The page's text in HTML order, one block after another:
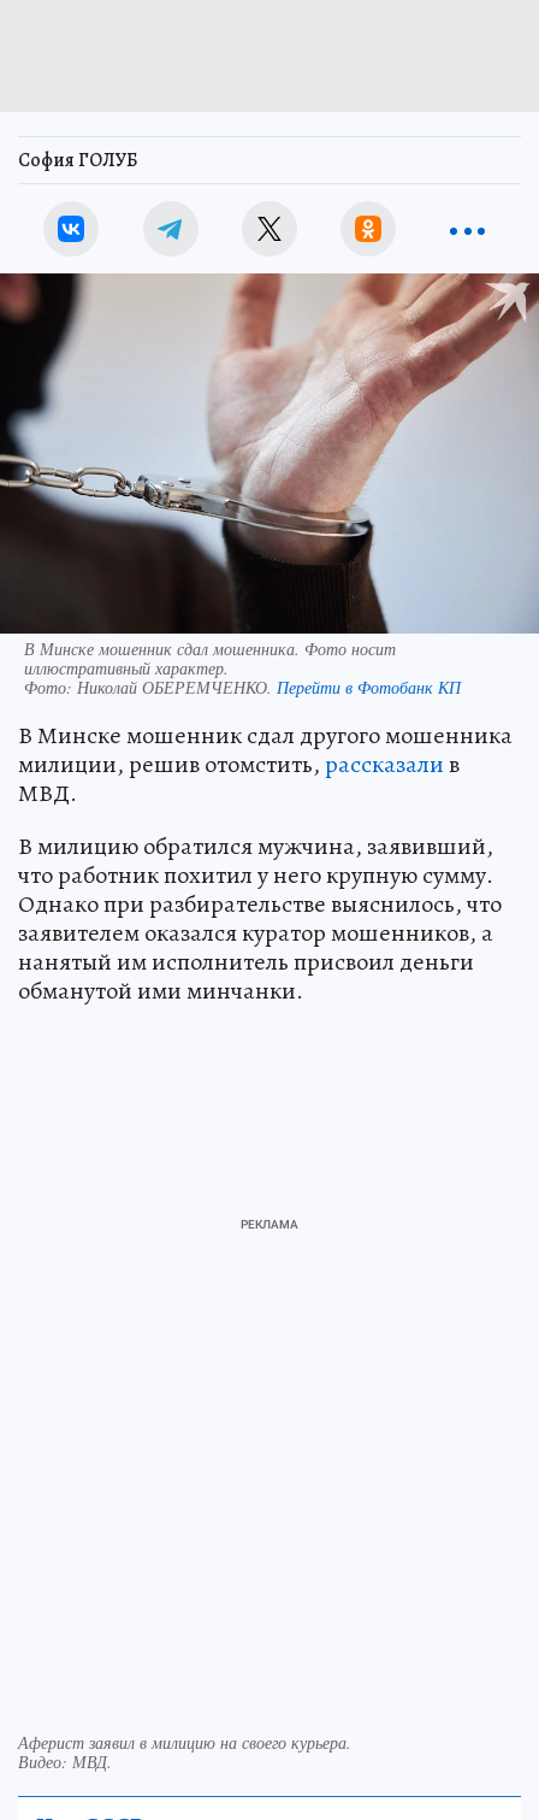
София ГОЛУБ
В Минске мошенник сдал мошенника. Фото носит
иллюстративный характер.
Фото: Николай ОБЕРЕМЧЕНКО. Перейти в Фотобанк КП
В Минске мошенник сдал другого мошенника
милиции, решив отомстить,рассказалив
МВД.
В милицию обратился мужчина, заявивший,
что работник похитил у него крупную сумму.
Однако при разбирательстве выяснилось, что
заявителем оказался куратор мошенников, а
нанятый им исполнитель присвоил деньги
обманутой ими минчанки.
Аферист заявил в милицию на своего курьера.
Видео: МВД.